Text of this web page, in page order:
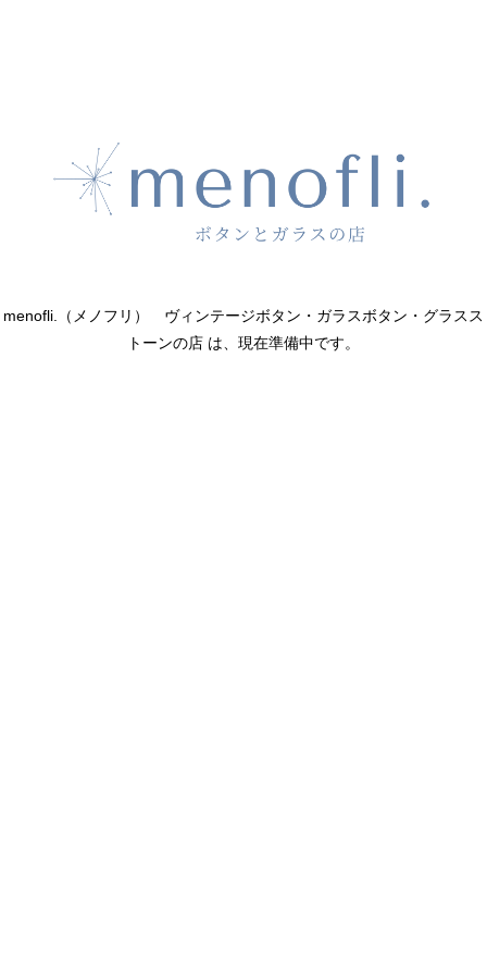
menofli.（メノフリ） ヴィンテージボタン・ガラスボタン・グラスス
トーンの店 は、現在準備中です。